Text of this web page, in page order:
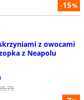
-15%
z owocami
z Neapolu